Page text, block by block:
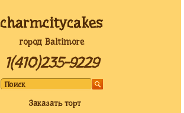
charmcitycakes
город Baltimore
1(410)235-9229
Заказать торт